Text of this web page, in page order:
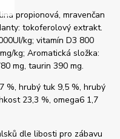
propionová, mravenčan
tokoferolový extrakt.
kg; vitamín D3 800
kg; Aromatická složka:
mg, taurin 390 mg.
%, hrubý tuk 9,5 %, hrubý
23,3 %, omega6 1,7
dle libosti pro zábavu